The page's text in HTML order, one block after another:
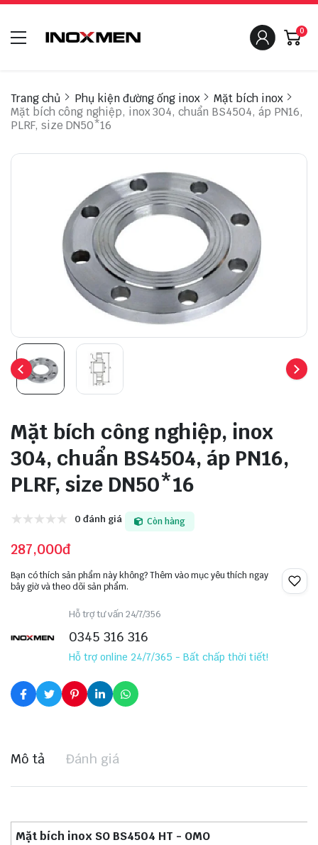
0
Trang chủ Phụ kiện đường ống inox
Mặt bích inox
Mặt bích công nghiệp, inox 304, chuẩn BS4504, áp PN16,
PLRF, size DN50*16
Mặt bích công nghiệp, inox
304, chuẩn BS4504, áp PN16,
PLRF, size DN50*16
0 đánh giá Còn hàng
287,000đ
Bạn có thích sản phẩm này không? Thêm vào mục yêu thích ngay
bây giờ và theo dõi sản phẩm.
Hỗ trợ tư vấn 24/7/356
0345 316 316
Hỗ trợ online 24/7/365 - Bất chấp thời tiết!
Mô tả Đánh giá
Mặt bích inox SO BS4504 HT - OMO